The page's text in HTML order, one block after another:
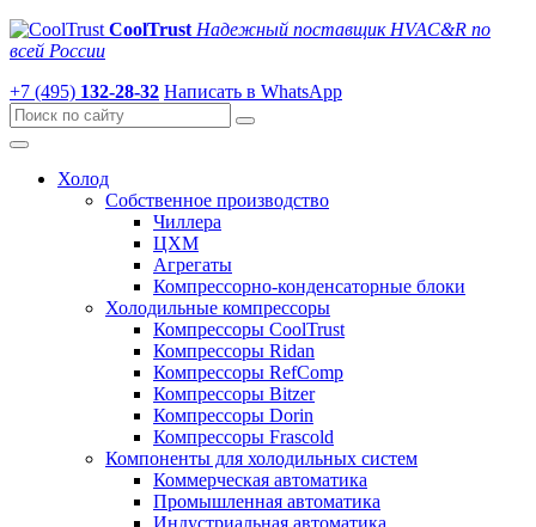
CoolTrust Надежный поставщик HVAC&R по
всей России
+7 (495) 132-28-32 Написать в WhatsApp
Холод
Собственное производство
Чиллера
ЦХМ
Агрегаты
Компрессорно-конденсаторные блоки
Холодильные компрессоры
Компрессоры CoolTrust
Компрессоры Ridan
Компрессоры RefComp
Компрессоры Bitzer
Компрессоры Dorin
Компрессоры Frascold
Компоненты для холодильных систем
Коммерческая автоматика
Промышленная автоматика
Индустриальная автоматика